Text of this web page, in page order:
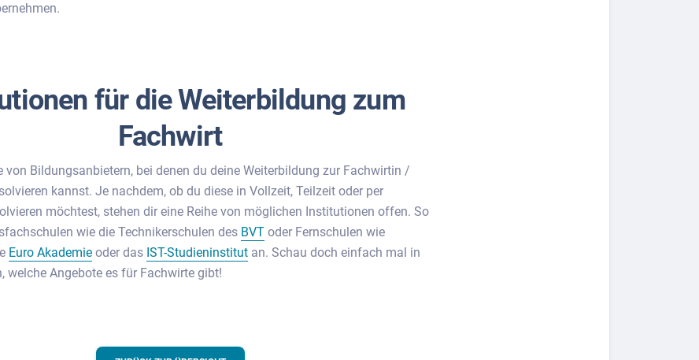
für die Weiterbildung zum
Fachwirt
von Bildungsanbietern, bei denen du deine Weiterbildung zur Fachwirtin /
kannst. Je nachdem, ob du diese in Vollzeit, Teilzeit oder per
möchtest, stehen dir eine Reihe von möglichen Institutionen offen. So
wie die Technikerschulen des BVT oder Fernschulen wie
Euro Akademie oder das IST-Studieninstitut an. Schau doch einfach mal in
welche Angebote es für Fachwirte gibt!